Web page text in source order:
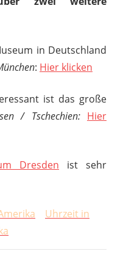
in Deutschland
: Hier klicken
ist das große
/ Tschechien: Hier
Dresden ist sehr
Uhrzeit in